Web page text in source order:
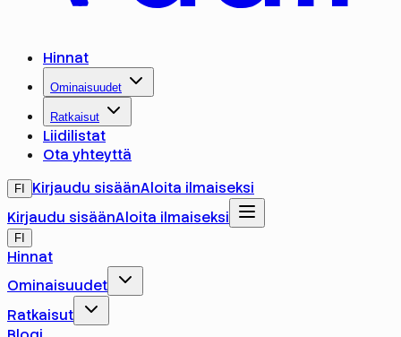
Hinnat
Ominaisuudet
Ratkaisut
Liidilistat
Ota yhteyttä
FI Kirjaudu sisäänAloita ilmaiseksi
Kirjaudu sisäänAloita ilmaiseksi
FI
Hinnat
Ominaisuudet
Ratkaisut